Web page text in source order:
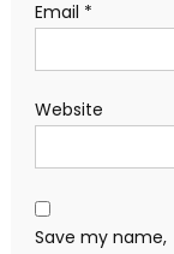
Email *
Website
Save my name,